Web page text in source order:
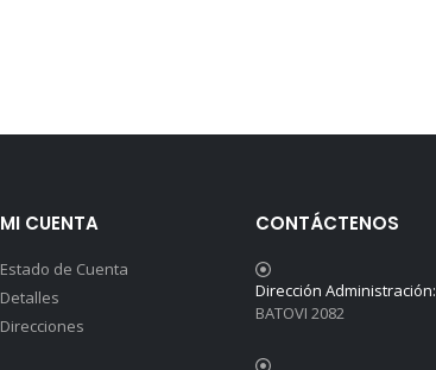
MI CUENTA
Estado de Cuenta
Detalles
Direcciones
CONTÁCTENOS
Dirección Administración:
BATOVI 2082